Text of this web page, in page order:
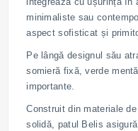
minimaliste sau
aspect sofisticat și
Pe lângă designul său
somieră fixă, verde
importante.
Construit din materiale
solidă, patul Belis